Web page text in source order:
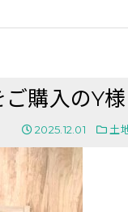
ご購入のY様
2025.12.01 土